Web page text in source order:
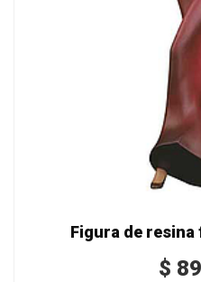
Figura de
$